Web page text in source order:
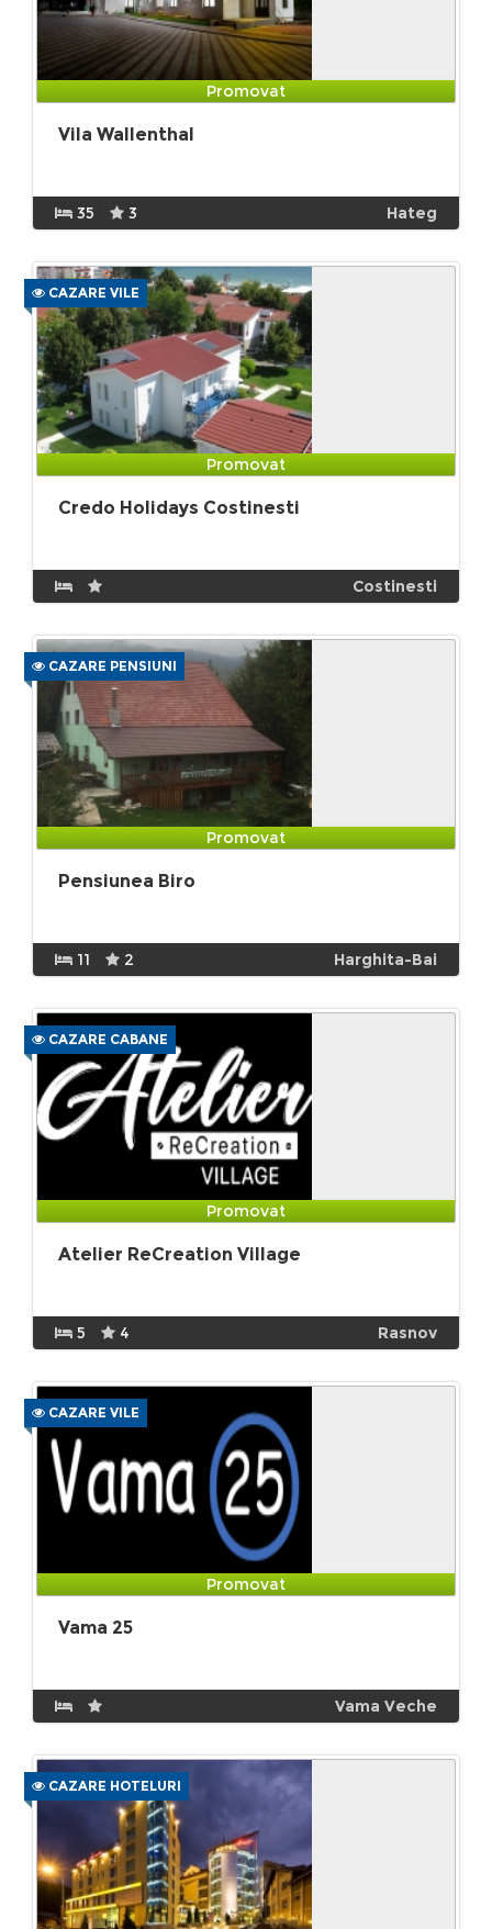
Promovat
Vila Wallenthal
35 3 Hateg
CAZARE VILE
Promovat
Credo Holidays Costinesti
Costinesti
CAZARE PENSIUNI
Promovat
Pensiunea Biro
11 2 Harghita-Bai
CAZARE CABANE
Promovat
Atelier ReCreation Village
5 4 Rasnov
CAZARE VILE
Promovat
Vama 25
Vama Veche
CAZARE HOTELURI